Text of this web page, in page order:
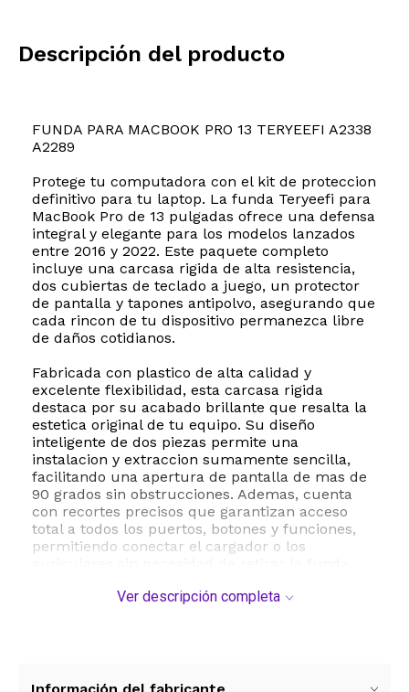
Descripción del producto
FUNDA PARA MACBOOK PRO 13 TERYEEFI A2338
A2289
Protege tu computadora con el kit de proteccion
definitivo para tu laptop. La funda Teryeefi para
MacBook Pro de 13 pulgadas ofrece una defensa
integral y elegante para los modelos lanzados
entre 2016 y 2022. Este paquete completo
incluye una carcasa rigida de alta resistencia,
dos cubiertas de teclado a juego, un protector
de pantalla y tapones antipolvo, asegurando que
cada rincon de tu dispositivo permanezca libre
de daños cotidianos.
Fabricada con plastico de alta calidad y
excelente flexibilidad, esta carcasa rigida
destaca por su acabado brillante que resalta la
estetica original de tu equipo. Su diseño
inteligente de dos piezas permite una
instalacion y extraccion sumamente sencilla,
facilitando una apertura de pantalla de mas de
90 grados sin obstrucciones. Ademas, cuenta
con recortes precisos que garantizan acceso
total a todos los puertos, botones y funciones,
permitiendo conectar el cargador o los
Este accesorio es ideal para estudiantes y
portabilidad caracteristica de tu laptop mientras
Ver descripción completa